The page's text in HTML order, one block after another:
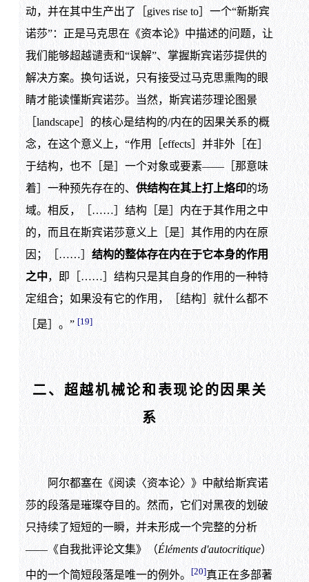
动，并在其中生产出了［gives rise to］一个“新斯宾
诺莎”：正是马克思在《资本论》中描述的问题，让
我们能够超越谴责和“误解”、掌握斯宾诺莎提供的
解决方案。换句话说，只有接受过马克思熏陶的眼
睛才能读懂斯宾诺莎。当然，斯宾诺莎理论图景
［landscape］的核心是结构的/内在的因果关系的概
念，在这个意义上，“作用［effects］并非外［在］
于结构，也不［是］一个对象或要素——［那意味
着］一种预先存在的、 供结构在其上打上烙印的场
域。相反，［……］结构［是］内在于其作用之中
的，而且在斯宾诺莎意义上［是］其作用的内在原
因；［……］ 结构的整体存在内在于它本身的作用
之中，即［……］结构只是其自身的作用的一种特
定组合；如果没有它的作用，［结构］就什么都不
［是］。” [19]
二、超越机械论和表现论的因果关
系
阿尔都塞在《阅读〈资本论〉》中献给斯宾诺
莎的段落是璀璨夺目的。然而，它们对黑夜的划破
只持续了短短的一瞬，并未形成一个完整的分析
——《自我批评论文集》（Éléments d'autocritique）
中的一个简短段落是唯一的例外。 [20]真正在多部著